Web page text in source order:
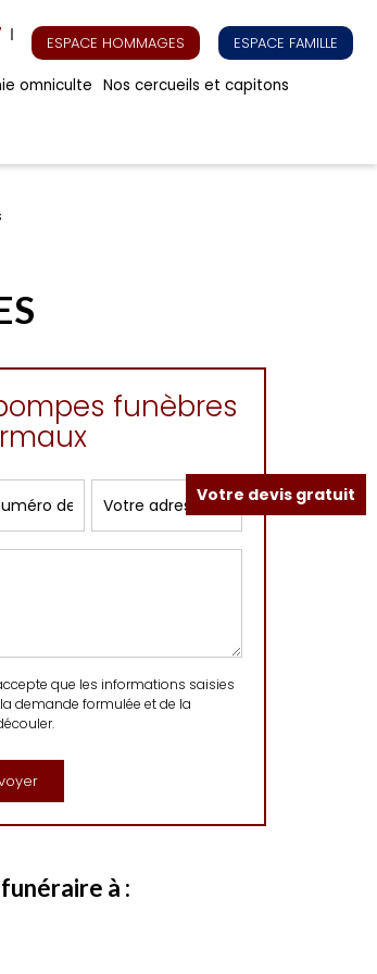
ESPACE HOMMAGES ESPACE FAMILLE
omniculte Nos cercueils et capitons
funèbres
que les informations saisies
demande formulée et de la
à :
Votre devis gratuit